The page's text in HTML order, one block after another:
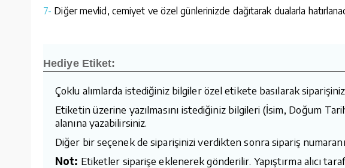
7- Diğer mevlid, cemiyet ve özel günlerinizde dağıtarak dualarla
Hediye Etiket:
Çoklu alımlarda istediğiniz bilgiler özel etikete basılarak
Etiketin üzerine yazılmasını istediğiniz bilgileri (İsim, Doğum
alanına yazabilirsiniz.
Diğer bir seçenek de siparişinizi verdikten sonra sipariş
Not: Etiketler siparişe eklenerek gönderilir. Yapıştırma alıcı